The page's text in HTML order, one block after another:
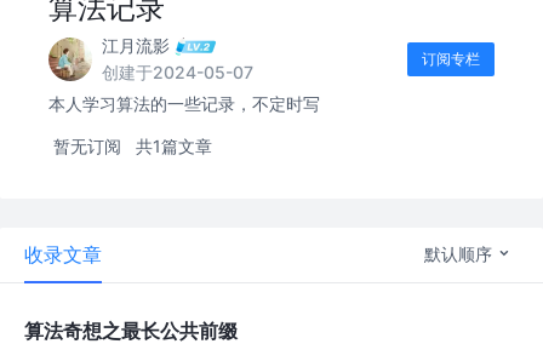
算法记录
江月流影
创建于2024-05-07
订阅专栏
本人学习算法的一些记录，不定时写
暂无订阅 共1篇文章
收录文章 默认顺序
算法奇想之最长公共前缀